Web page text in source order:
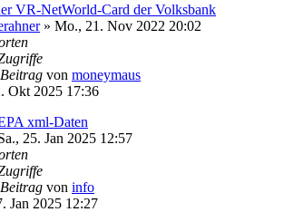
VR-NetWorld-Card der Volksbank
» Mo., 21. Nov 2022 20:02
von moneymaus
Okt 2025 17:36
xml-Daten
25. Jan 2025 12:57
von info
Jan 2025 12:27